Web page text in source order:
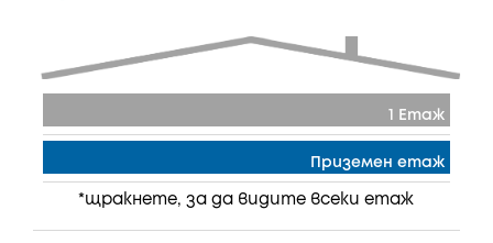
1 Етаж
Приземен етаж
*щракнете, за да видите всеки етаж